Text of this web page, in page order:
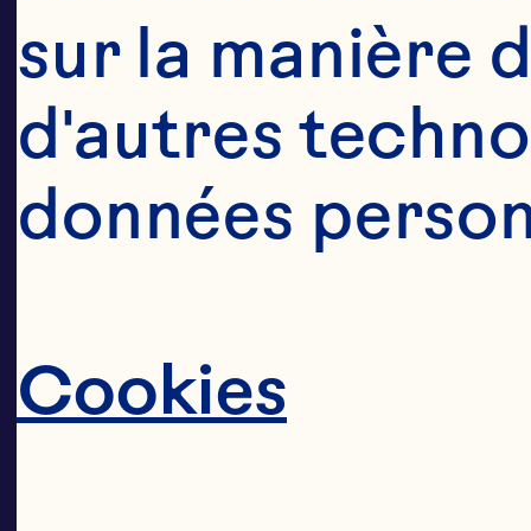
« En
sur la manière
d'autres
données
Cookies